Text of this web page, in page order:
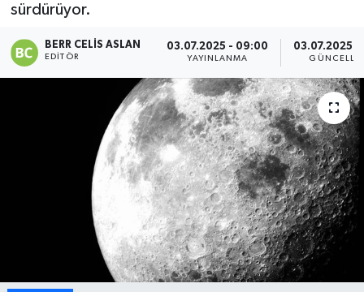
sürdürüyor.
BERR CELIS ASLAN
EDITÖR
03.07.2025 - 09:00
YAYINLANMA
03.07.2025 -
Ekonomi
Foto Galeri